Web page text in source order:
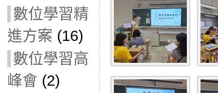
數位學習精
進方案 (16)
數位學習高
峰會 (2)